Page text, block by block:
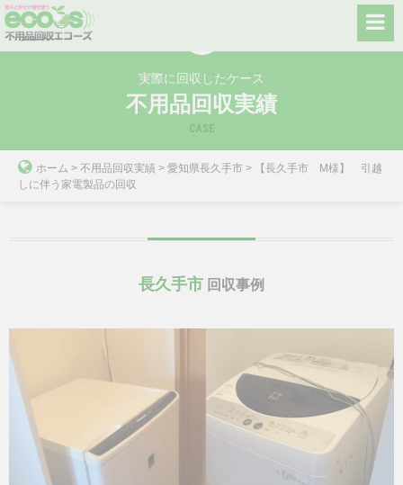
Skip
to
実際に回収したケース
不用品回収実績
CASE
ホーム > 不用品回収実績 > 愛知県長久手市 >
【長久手市 M様】 引越
しに伴う家電製品の回収
長久手市 回収事例